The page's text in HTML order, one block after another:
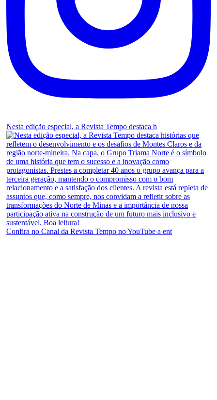
Nesta edição especial, a Revista Tempo destaca h
Confira no Canal da Revista Tempo no YouTube a ent